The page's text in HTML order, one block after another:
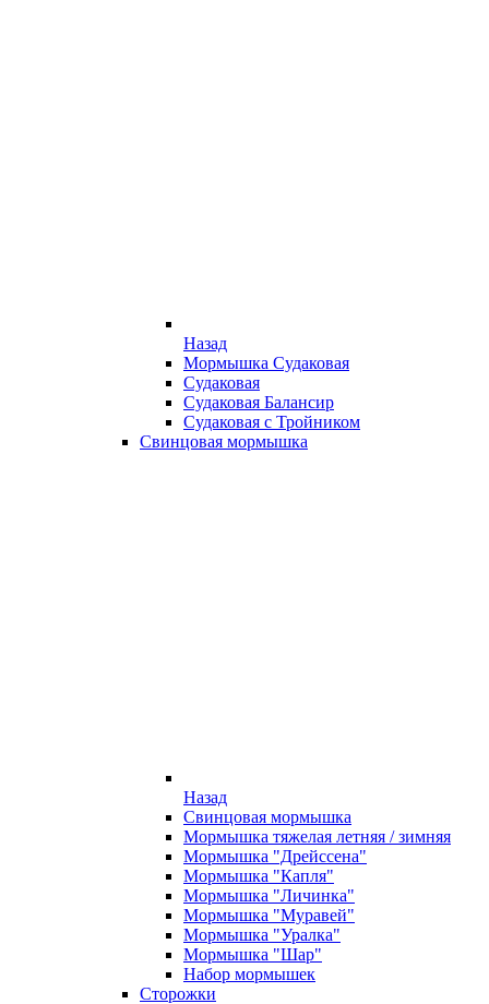
Назад
Мормышка Судаковая
Судаковая
Судаковая Балансир
Судаковая с Тройником
Свинцовая мормышка
Назад
Свинцовая мормышка
Мормышка тяжелая летняя / зимняя
Мормышка "Дрейссена"
Мормышка "Капля"
Мормышка "Личинка"
Мормышка "Муравей"
Мормышка "Уралка"
Мормышка "Шар"
Набор мормышек
Сторожки